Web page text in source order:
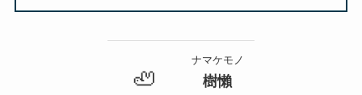
🦥
ナマケモノ
樹懶